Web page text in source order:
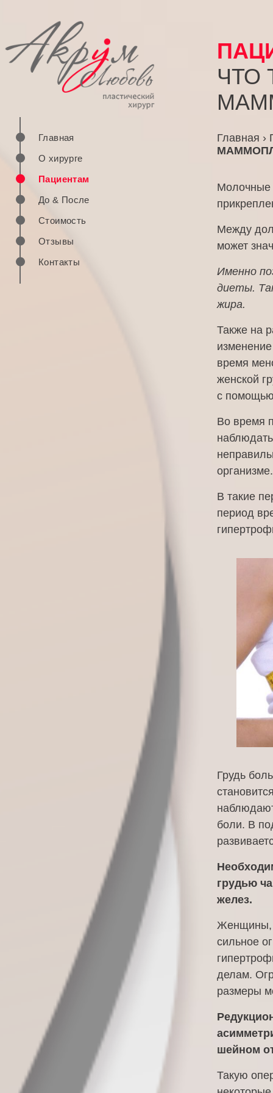
Главная
О хирурге
Пациентам
До & После
Стоимость
Отзывы
Контакты
ЧТО
Главная ›
Молочные
Между
может
Именно
диеты.
жира.
Также на
время
женской
с
Во время
организме.
В такие
период
Грудь
боли. В
грудью
желез.
Женщины,
сильное
делам.
размеры
шейном
Такую